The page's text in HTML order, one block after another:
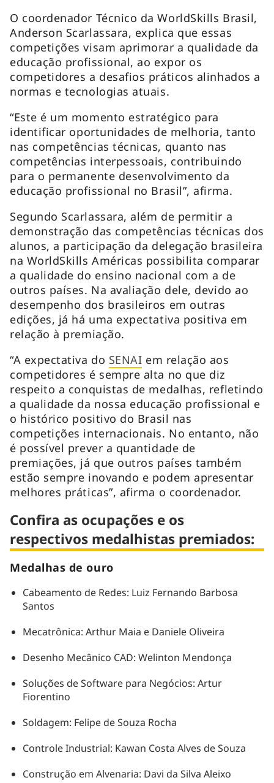
O coordenador Técnico da WorldSkills Brasil,
Anderson Scarlassara, explica que essas
competições visam aprimorar a qualidade da
educação profissional, ao expor os
competidores a desafios práticos alinhados a
normas e tecnologias atuais.
“Este é um momento estratégico para
identificar oportunidades de melhoria, tanto
nas competências técnicas, quanto nas
competências interpessoais, contribuindo
para o permanente desenvolvimento da
educação profissional no Brasil”, afirma.
Segundo Scarlassara, além de permitir a
demonstração das competências técnicas dos
alunos, a participação da delegação brasileira
na WorldSkills Américas possibilita comparar
a qualidade do ensino nacional com a de
outros países. Na avaliação dele, devido ao
desempenho dos brasileiros em outras
edições, já há uma expectativa positiva em
relação à premiação.
“A expectativa do SENAI em relação aos
competidores é sempre alta no que diz
respeito a conquistas de medalhas, refletindo
a qualidade da nossa educação profissional e
o histórico positivo do Brasil nas
competições internacionais. No entanto, não
é possível prever a quantidade de
premiações, já que outros países também
estão sempre inovando e podem apresentar
melhores práticas”, afirma o coordenador.
Confira as ocupações e os
respectivos medalhistas premiados:
Medalhas de ouro
Cabeamento de Redes: Luiz Fernando Barbosa
Santos
Mecatrônica: Arthur Maia e Daniele Oliveira
Desenho Mecânico CAD: Welinton Mendonça
Soluções de Software para Negócios: Artur
Fiorentino
Soldagem: Felipe de Souza Rocha
Controle Industrial: Kawan Costa Alves de Souza
Construção em Alvenaria: Davi da Silva Aleixo